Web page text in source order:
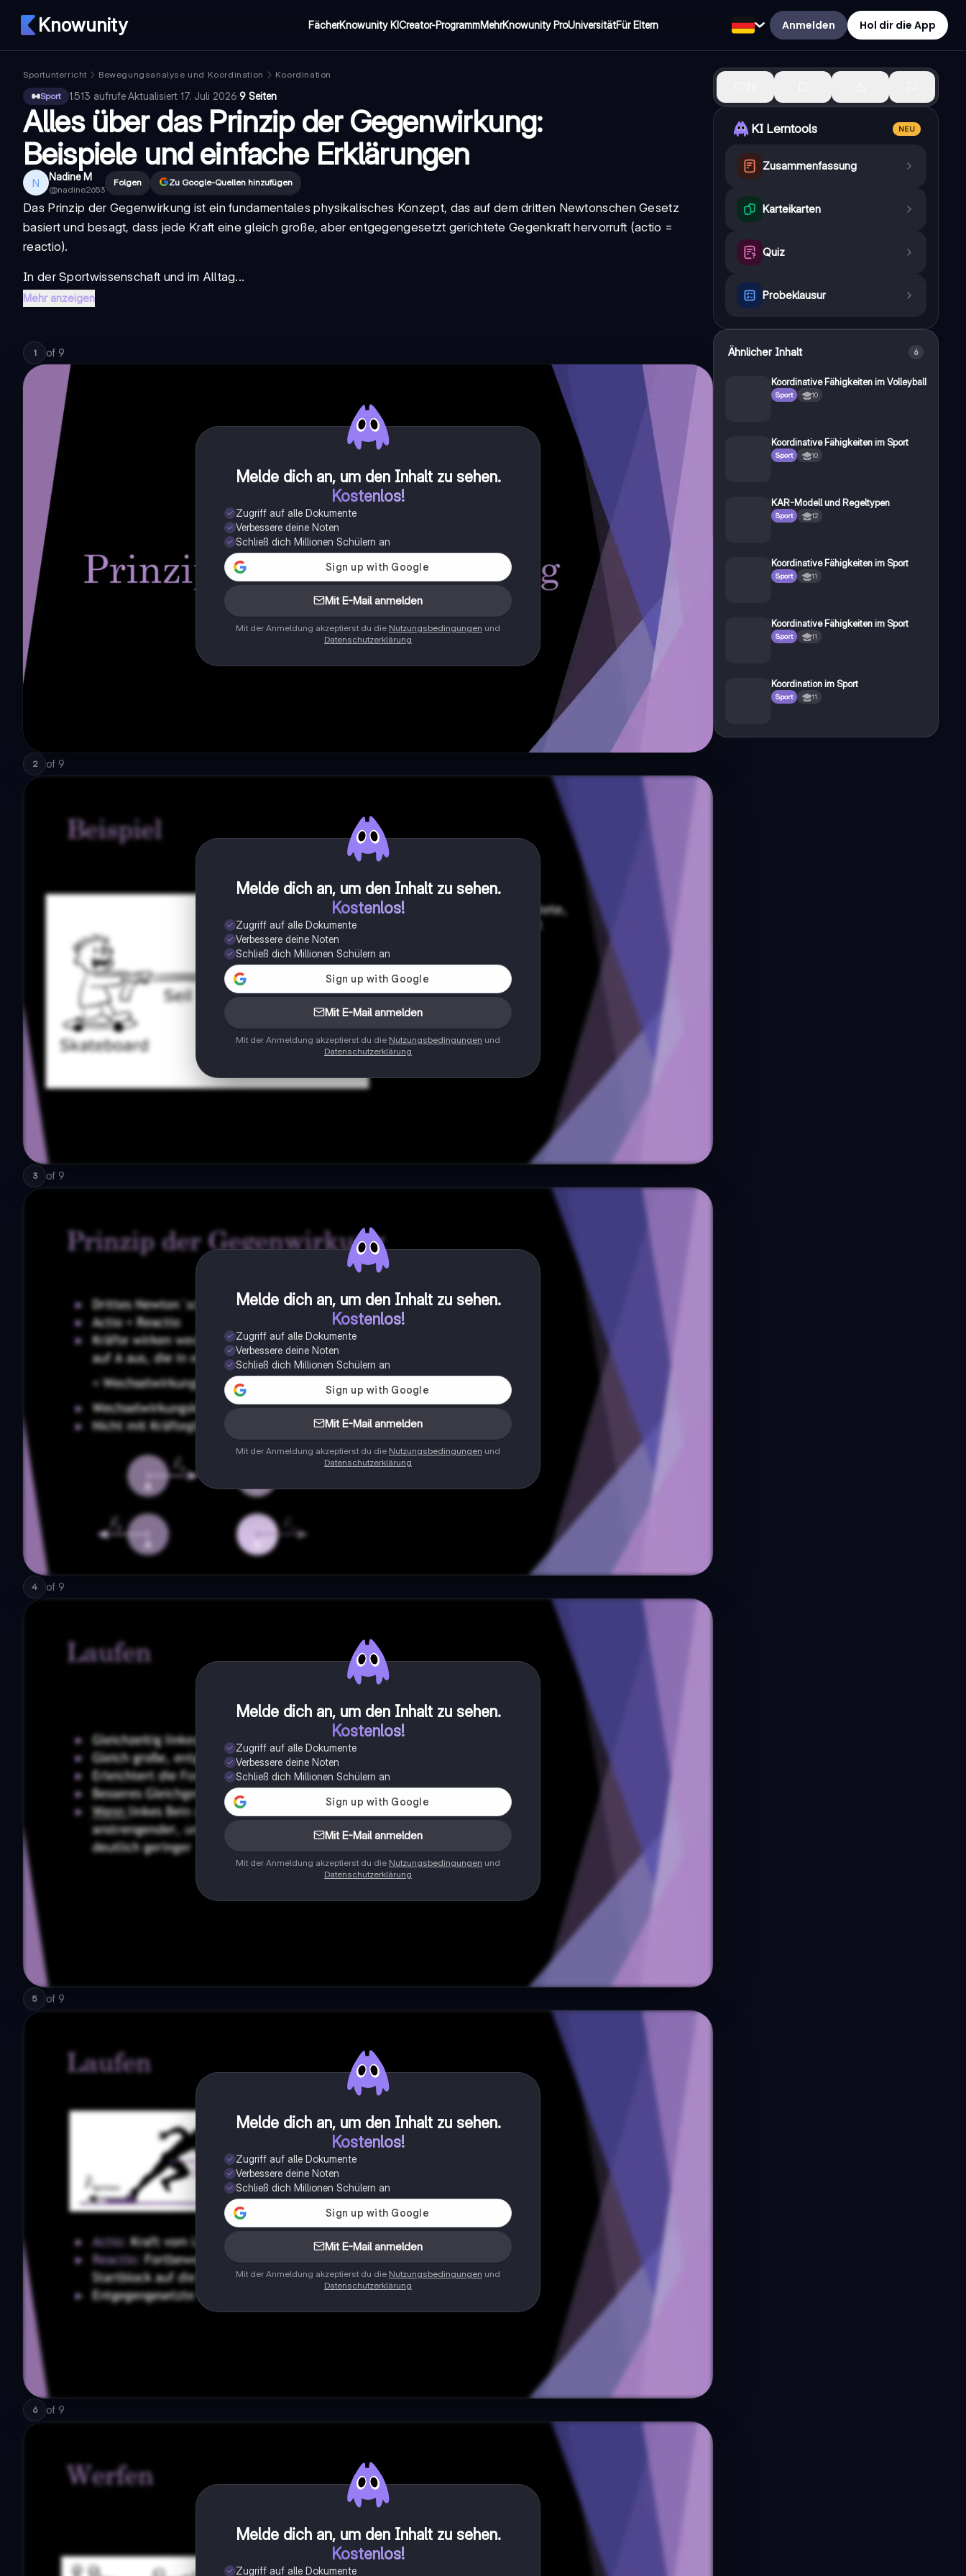
Knowunity FächerKnowunity KICreator-ProgrammMehrKnowunity ProUniversitätFür Eltern Anmelden Hol dir die App
Sportunterricht Bewegungsanalyse und Koordination
Koordination
Sport
1.513 aufrufe·Aktualisiert 17. Juli 2026·9 Seiten
Alles über das Prinzip der Gegenwirkung:
Beispiele und einfache Erklärungen
N Nadine M
@nadine2653
Folgen Zu Google-Quellen hinzufügen
Das Prinzip der Gegenwirkung ist ein fundamentales physikalisches Konzept, das auf demdritten Newtonschen Gesetz
basiert und besagt, dass jede Kraft eine gleich große, aber entgegengesetzt gerichtete Gegenkraft hervorruft (actio =
reactio).
In der Sportwissenschaft und im Alltag...
Mehr anzeigen
1 of 9
Melde dich an, um den Inhalt zu sehen.
Kostenlos!
Zugriff auf alle Dokumente
Verbessere deine Noten
Schließ dich Millionen Schülern an
Mit E-Mail anmelden
Mit der Anmeldung akzeptierst du die Nutzungsbedingungen und
Datenschutzerklärung
2 of 9
Melde dich an, um den Inhalt zu sehen.
Kostenlos!
Zugriff auf alle Dokumente
Verbessere deine Noten
Schließ dich Millionen Schülern an
Mit E-Mail anmelden
Mit der Anmeldung akzeptierst du die Nutzungsbedingungen und
Datenschutzerklärung
3 of 9
Melde dich an, um den Inhalt zu sehen.
Kostenlos!
Zugriff auf alle Dokumente
Verbessere deine Noten
Schließ dich Millionen Schülern an
Mit E-Mail anmelden
Mit der Anmeldung akzeptierst du die Nutzungsbedingungen und
Datenschutzerklärung
4 of 9
Melde dich an, um den Inhalt zu sehen.
Kostenlos!
Zugriff auf alle Dokumente
Verbessere deine Noten
Schließ dich Millionen Schülern an
Mit E-Mail anmelden
Mit der Anmeldung akzeptierst du die Nutzungsbedingungen und
Datenschutzerklärung
5 of 9
Melde dich an, um den Inhalt zu sehen.
Kostenlos!
Zugriff auf alle Dokumente
Verbessere deine Noten
Schließ dich Millionen Schülern an
Mit E-Mail anmelden
Mit der Anmeldung akzeptierst du die Nutzungsbedingungen und
Datenschutzerklärung
6 of 9
Melde dich an, um den Inhalt zu sehen.
Kostenlos!
Zugriff auf alle Dokumente
KI Lerntools NEU
Zusammenfassung
Karteikarten
Quiz
Probeklausur
Ähnlicher Inhalt 6
Koordinative Fähigkeiten im Volleyball
Sport 10
Koordinative Fähigkeiten im Sport
Sport 10
KAR-Modell und Regeltypen
Sport 12
Koordinative Fähigkeiten im Sport
Sport 11
Koordinative Fähigkeiten im Sport
Sport 11
Koordination im Sport
Sport 11